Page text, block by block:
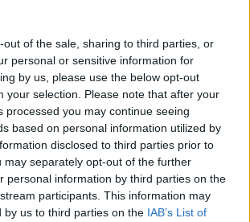
out of the sale, sharing to third parties, or
personal or sensitive information for
by us, please use the below opt-out
your selection. Please note that after your
processed you may continue seeing
based on personal information utilized by
disclosed to third parties prior to
may separately opt-out of the further
personal information by third parties on the
participants. This information may
by us to third parties on the IAB’s List of
αυτή την εβδομάδα